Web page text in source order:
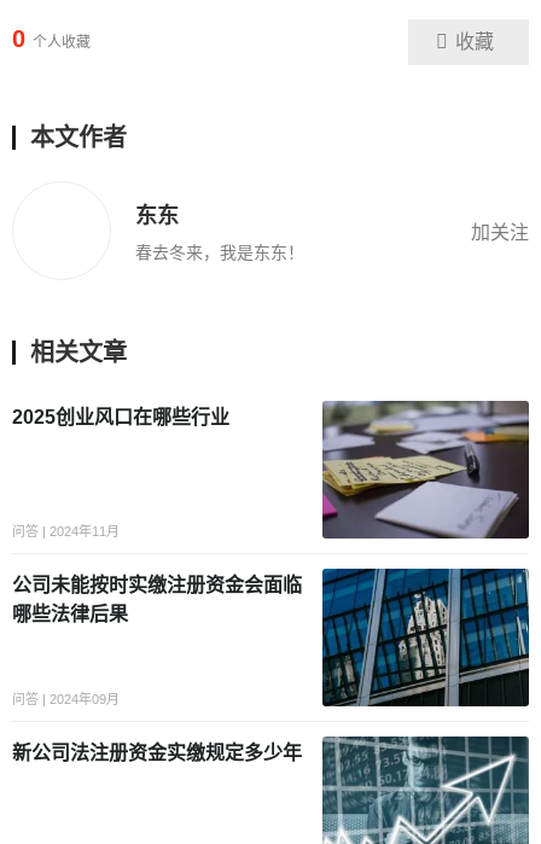
0 个人收藏 收藏
本文作者
东东
春去冬来，我是东东！
加关注
相关文章
2025创业风口在哪些行业
问答 | 2024年11月
公司未能按时实缴注册资金会面临
哪些法律后果
问答 | 2024年09月
新公司法注册资金实缴规定多少年